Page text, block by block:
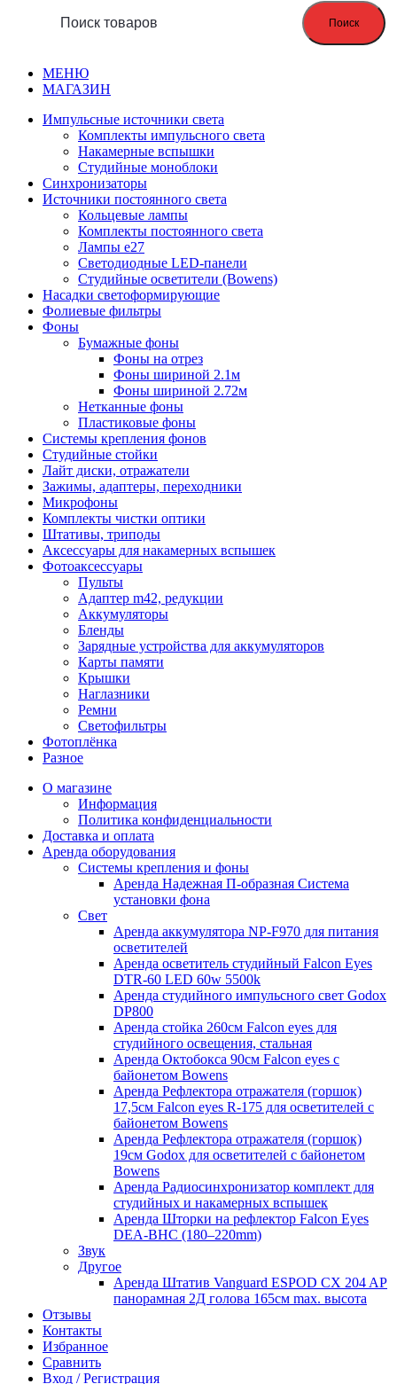
Поиск
МЕНЮ
МАГАЗИН
Импульсные источники света
Комплекты импульсного света
Накамерные вспышки
Студийные моноблоки
Синхронизаторы
Источники постоянного света
Кольцевые лампы
Комплекты постоянного света
Лампы e27
Светодиодные LED-панели
Студийные осветители (Bowens)
Насадки светоформирующие
Фолиевые фильтры
Фоны
Бумажные фоны
Фоны на отрез
Фоны шириной 2.1м
Фоны шириной 2.72м
Нетканные фоны
Пластиковые фоны
Системы крепления фонов
Студийные стойки
Лайт диски, отражатели
Зажимы, адаптеры, переходники
Микрофоны
Комплекты чистки оптики
Штативы, триподы
Аксессуары для накамерных вспышек
Фотоаксессуары
Пульты
Адаптер m42, редукции
Аккумуляторы
Бленды
Зарядные устройства для аккумуляторов
Карты памяти
Крышки
Наглазники
Ремни
Светофильтры
Фотоплёнка
Разное
О магазине
Информация
Политика конфиденциальности
Доставка и оплата
Аренда оборудования
Системы крепления и фоны
Аренда Надежная П-образная Система
установки фона
Свет
Аренда аккумулятора NP-F970 для питания
осветителей
Аренда осветитель студийный Falcon Eyes
DTR-60 LED 60w 5500k
Аренда студийного импульсного свет Godox
DP800
Аренда стойка 260см Falcon eyes для
студийного освещения, стальная
Аренда Октобокса 90см Falcon eyes с
байонетом Bowens
Аренда Рефлектора отражателя (горшок)
17,5см Falcon eyes R-175 для осветителей с
байонетом Bowens
Аренда Рефлектора отражателя (горшок)
19см Godox для осветителей с байонетом
Bowens
Аренда Радиосинхронизатор комплект для
студийных и накамерных вспышек
Аренда Шторки на рефлектор Falcon Eyes
DEA-BHC (180–220mm)
Звук
Другое
Аренда Штатив Vanguard ESPOD CX 204 AP
панорамная 2Д голова 165см max. высота
Отзывы
Контакты
Избранное
Сравнить
Вход / Регистрация